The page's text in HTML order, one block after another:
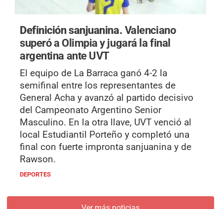
Definición sanjuanina. Valenciano
superó a Olimpia y jugará la final
argentina ante UVT
El equipo de La Barraca ganó 4-2 la
semifinal entre los representantes de
General Acha y avanzó al partido decisivo
del Campeonato Argentino Senior
Masculino. En la otra llave, UVT venció al
local Estudiantil Porteño y completó una
final con fuerte impronta sanjuanina y de
Rawson.
DEPORTES